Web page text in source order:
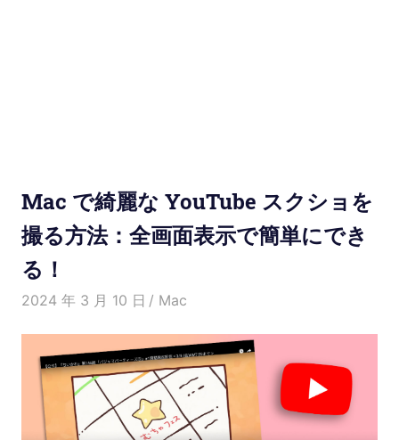
便
利
能
紹
介
Mac で綺麗な YouTube スクショを
撮る方法：全画面表示で簡単にでき
る！
2024 年 3 月 10 日 愛麗絲
Mac